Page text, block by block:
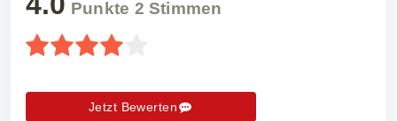
Punkte 2 Stimmen
Jetzt Bewerten